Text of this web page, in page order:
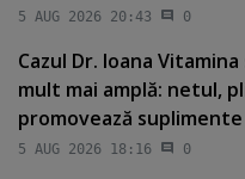
5 AUG 2026 20:43 0
Cazul Dr. Ioana
mult mai amplă: netul,
promovează
5 AUG 2026 18:16 0